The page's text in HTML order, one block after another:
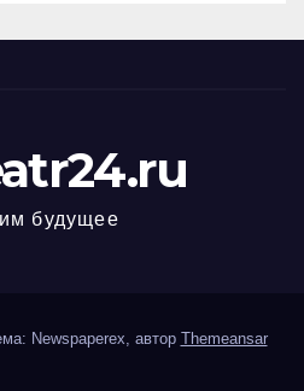
будущее
Newspaperex, автор Themeansar